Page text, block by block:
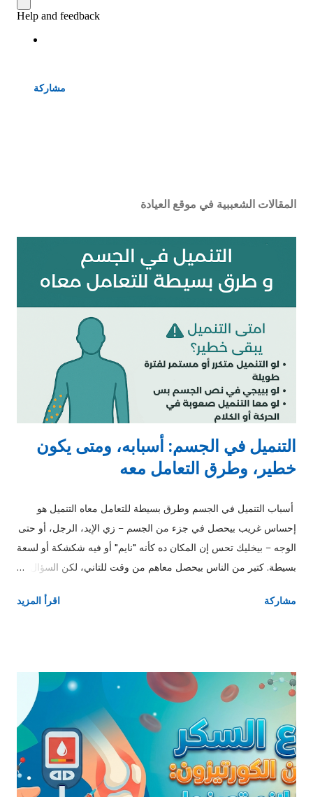
مشاركة
المقالات الشعببية في موقع العيادة
التنميل في الجسم: أسبابه، ومتى يكون
خطير، وطرق التعامل معه
أسباب التنميل في الجسم وطرق بسيطة للتعامل معاه التنميل هو
إحساس غريب بيحصل في جزء من الجسم – زي الإيد، الرجل، أو حتى
الوجه – بيخليك تحس إن المكان ده كأنه "نايم" أو فيه شكشكة أو لسعة
بسيطة. كتير من الناس بيحصل معاهم من وقت للتاني، لكن السؤال:
لو التنميل مفاجئ وفي نص الجسم بس. لو معاه ضعف أو صعوبة في
الدموية بتضعف مؤقتًا. 2. نقص فيتامينات (خصوصًا B12): فيتامين B12
مشاكل في العمود الفقري: زي الديسك أو الضغط على الأعصاب. 5.
القلق والتوتر: ممكن يسببوا تنميل أو وخز نتيجة شد العضلات وتوتر
الأعصاب. 6. أمراض عصبية أو مناعية: زي التهاب الأعصاب أو التصلب
مشاركة اقرأ المزيد